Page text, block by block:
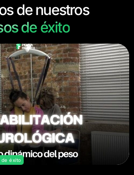
de nuestros
de éxito
de éxito